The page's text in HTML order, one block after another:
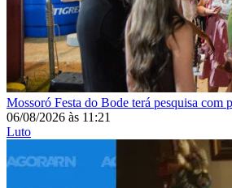
Mossoró Festa do Bode terá pesquisa com
06/08/2026 às 11:21
Luto